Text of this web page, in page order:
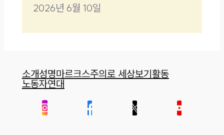
2026년 6월 10일
소개성명마르크스주의로 세상보기활동
노동자연대